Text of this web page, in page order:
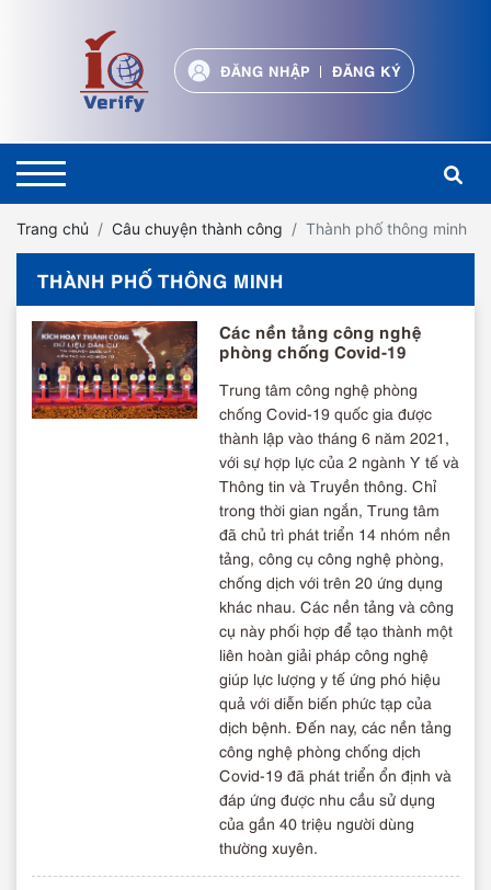
ĐĂNG NHẬP ĐĂNG KÝ
Trang chủ Câu chuyện thành công Thành phố thông minh
THÀNH PHỐ THÔNG MINH
Các nền tảng công nghệ
phòng chống Covid-19
Trung tâm công nghệ phòng
chống Covid-19 quốc gia được
thành lập vào tháng 6 năm 2021,
với sự hợp lực của 2 ngành Y tế và
Thông tin và Truyền thông. Chỉ
trong thời gian ngắn, Trung tâm
đã chủ trì phát triển 14 nhóm nền
tảng, công cụ công nghệ phòng,
chống dịch với trên 20 ứng dụng
khác nhau. Các nền tảng và công
cụ này phối hợp để tạo thành một
liên hoàn giải pháp công nghệ
giúp lực lượng y tế ứng phó hiệu
quả với diễn biến phức tạp của
dịch bệnh. Đến nay, các nền tảng
công nghệ phòng chống dịch
Covid-19 đã phát triển ổn định và
đáp ứng được nhu cầu sử dụng
của gần 40 triệu người dùng
thường xuyên.